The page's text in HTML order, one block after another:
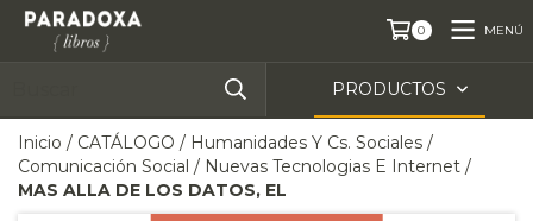
0 MENÚ
PRODUCTOS
Inicio / CATÁLOGO / Humanidades Y Cs. Sociales /
Comunicación Social / Nuevas Tecnologias E Internet /
MAS ALLA DE LOS DATOS, EL